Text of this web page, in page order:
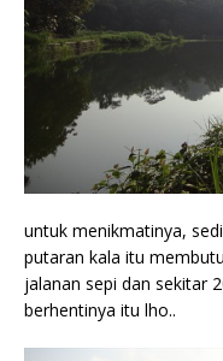
untuk menikmatinya,
putaran kala itu
jalanan sepi dan sekitar
berhentinya itu lho..